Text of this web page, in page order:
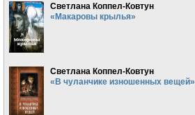
Светлана Коппел-Ковтун
«Макаровы крылья»
Светлана Коппел-Ковтун
«В чуланчике изношенных вещей»